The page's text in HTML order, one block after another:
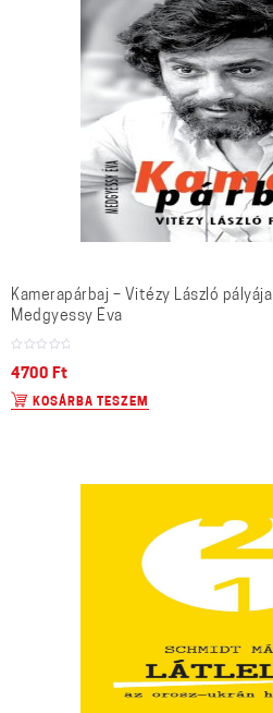
Kamerapárbaj – Vitézy László pályája
Medgyessy Éva
4700 Ft
KOSÁRBA TESZEM